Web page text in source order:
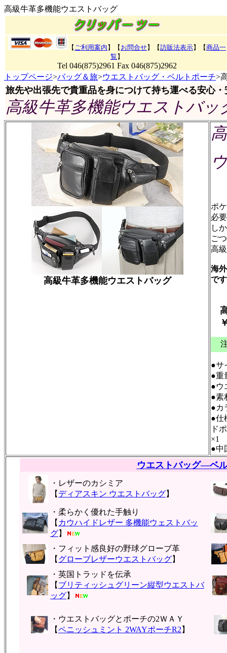
高級牛革多機能ウエストバッグ
【 ご利用案内 】【 お問合せ】【訪販法表示】 【商品一
覧 】
Tel 046(875)2961 Fax 046(875)2962
トップページ>バッグ＆旅>ウエストバッグ・ベルトポーチ>
旅先や出張先で貴重品を身につけて持ち運べる安心
高級牛革多機能ウエストバッ
高級牛革多機能ウエストバッグ
ポ
必
し
ご
高
海
です
●サ
●重
●ウ
●素
●カ
●仕
ド
×1
●中
ウエストバッグ―ベ
・レザーのカシミア
【 ディアスキン ウエストバッグ】
・柔らかく優れた手触り
【 カウハイドレザー 多機能ウェストバッ
グ】
・フィット感良好の野球グローブ革
【 グローブレザーウエストバッグ】
・英国トラッドを伝承
【 ブリティッシュグリーン縦型ウエストバ
ッグ】
・ウエストバッグとポーチの2ＷＡＹ
【ペニッシュミント 2WAYポーチR2 】